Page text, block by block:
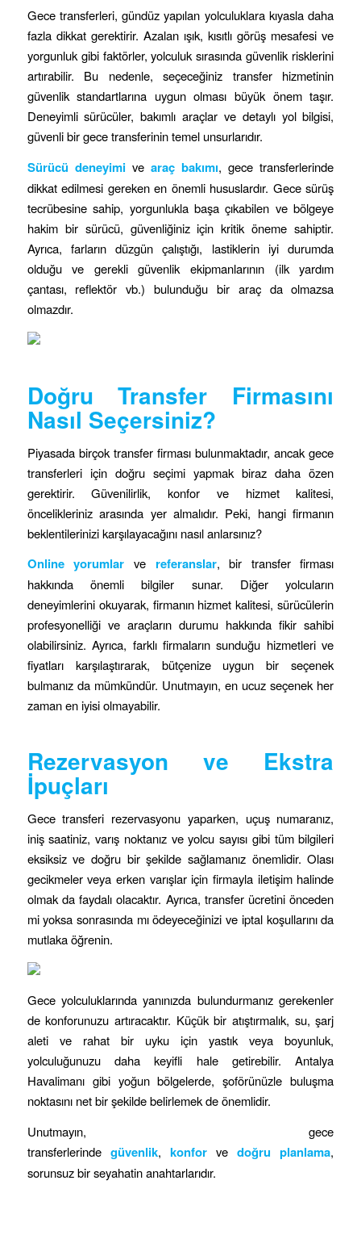
Gece transferleri, gündüz yapılan yolculuklara kıyasla daha
fazla dikkat gerektirir. Azalan ışık, kısıtlı görüş mesafesi ve
yorgunluk gibi faktörler, yolculuk sırasında güvenlik risklerini
artırabilir. Bu nedenle, seçeceğiniz transfer hizmetinin
güvenlik standartlarına uygun olması büyük önem taşır.
Deneyimli sürücüler, bakımlı araçlar ve detaylı yol bilgisi,
güvenli bir gece transferinin temel unsurlarıdır.
Sürücü deneyimive araç bakımı, gece transferlerinde
dikkat edilmesi gereken en önemli hususlardır. Gece sürüş
tecrübesine sahip, yorgunlukla başa çıkabilen ve bölgeye
hakim bir sürücü, güvenliğiniz için kritik öneme sahiptir.
Ayrıca, farların düzgün çalıştığı, lastiklerin iyi durumda
olduğu ve gerekli güvenlik ekipmanlarının (ilk yardım
çantası, reflektör vb.) bulunduğu bir araç da olmazsa
olmazdır.
Doğru Transfer Firmasını
Nasıl Seçersiniz?
Piyasada birçok transfer firması bulunmaktadır, ancak gece
transferleri için doğru seçimi yapmak biraz daha özen
gerektirir. Güvenilirlik, konfor ve hizmet kalitesi,
öncelikleriniz arasında yer almalıdır. Peki, hangi firmanın
beklentilerinizi karşılayacağını nasıl anlarsınız?
Online yorumlar ve referanslar, bir transfer firması
hakkında önemli bilgiler sunar. Diğer yolcuların
deneyimlerini okuyarak, firmanın hizmet kalitesi, sürücülerin
profesyonelliği ve araçların durumu hakkında fikir sahibi
olabilirsiniz. Ayrıca, farklı firmaların sunduğu hizmetleri ve
fiyatları karşılaştırarak, bütçenize uygun bir seçenek
bulmanız da mümkündür. Unutmayın, en ucuz seçenek her
zaman en iyisi olmayabilir.
Rezervasyon ve Ekstra
İpuçları
Gece transferi rezervasyonu yaparken, uçuş numaranız,
iniş saatiniz, varış noktanız ve yolcu sayısı gibi tüm bilgileri
eksiksiz ve doğru bir şekilde sağlamanız önemlidir. Olası
gecikmeler veya erken varışlar için firmayla iletişim halinde
olmak da faydalı olacaktır. Ayrıca, transfer ücretini önceden
mi yoksa sonrasında mı ödeyeceğinizi ve iptal koşullarını da
mutlaka öğrenin.
Gece yolculuklarında yanınızda bulundurmanız gerekenler
de konforunuzu artıracaktır. Küçük bir atıştırmalık, su, şarj
aleti ve rahat bir uyku için yastık veya boyunluk,
yolculuğunuzu daha keyifli hale getirebilir. Antalya
Havalimanı gibi yoğun bölgelerde, şoförünüzle buluşma
noktasını net bir şekilde belirlemek de önemlidir.
Unutmayın, gece
transferlerinde güvenlik, konforvedoğru planlama,
sorunsuz bir seyahatin anahtarlarıdır.